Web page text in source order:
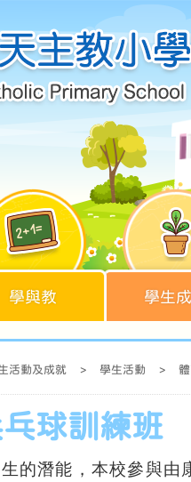
學與教 學生
活動及成就 > 學生活動 >
球訓練班
的潛能， 本校參與由